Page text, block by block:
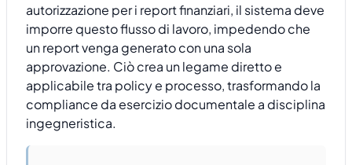
autorizzazione per i report finanziari, il sistema deve
imporre questo flusso di lavoro, impedendo che
un report venga generato con una sola
approvazione. Ciò crea un legame diretto e
applicabile tra policy e processo, trasformando la
compliance da esercizio documentale a disciplina
ingegneristica.